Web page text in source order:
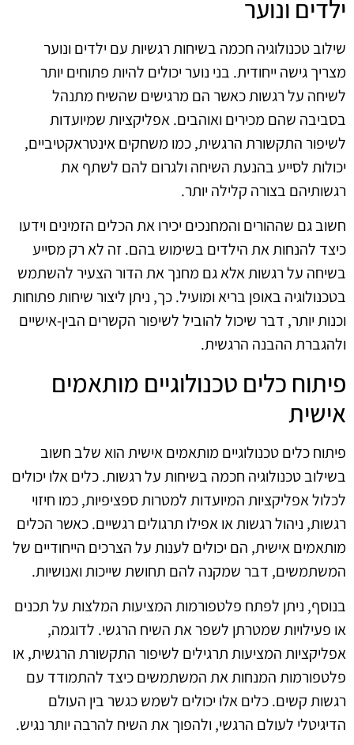
ילדים ונוער
שילוב טכנולוגיה חכמה בשיחות רגשיות עם ילדים ונוער
מצריך גישה ייחודית. בני נוער יכולים להיות פתוחים יותר
לשיחה על רגשות כאשר הם מרגישים שהשיח מתנהל
בסביבה שהם מכירים ואוהבים. אפליקציות שמיועדות
לשיפור התקשורת הרגשית, כמו משחקים אינטראקטיביים,
יכולות לסייע בהנעת השיחה ולגרום להם לשתף את
רגשותיהם בצורה קלילה יותר.
חשוב גם שההורים והמחנכים יכירו את הכלים הזמינים וידעו
כיצד להנחות את הילדים בשימוש בהם. זה לא רק מסייע
בשיחה על רגשות אלא גם מחנך את הדור הצעיר להשתמש
בטכנולוגיה באופן בריא ומועיל. כך, ניתן ליצור שיחות פתוחות
וכנות יותר, דבר שיכול להוביל לשיפור הקשרים הבין-אישיים
ולהגברת ההבנה הרגשית.
פיתוח כלים טכנולוגיים מותאמים
אישית
פיתוח כלים טכנולוגיים מותאמים אישית הוא שלב חשוב
בשילוב טכנולוגיה חכמה בשיחות על רגשות. כלים אלו יכולים
לכלול אפליקציות המיועדות למטרות ספציפיות, כמו חיזוי
רגשות, ניהול רגשות או אפילו תרגולים רגשיים. כאשר הכלים
מותאמים אישית, הם יכולים לענות על הצרכים הייחודיים של
המשתמשים, דבר שמקנה להם תחושת שייכות ואנושיות.
בנוסף, ניתן לפתח פלטפורמות המציעות המלצות על תכנים
או פעילויות שמטרתן לשפר את השיח הרגשי. לדוגמה,
אפליקציות המציעות תרגילים לשיפור התקשורת הרגשית, או
פלטפורמות המנחות את המשתמשים כיצד להתמודד עם
רגשות קשים. כלים אלו יכולים לשמש כגשר בין העולם
הדיגיטלי לעולם הרגשי, ולהפוך את השיח להרבה יותר נגיש.